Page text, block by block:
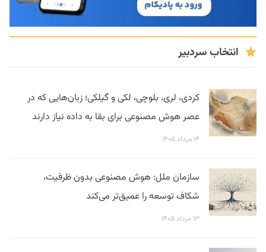
انتخاب سردبیر
کردی، لری، بلوچی، لکی و گیلکی؛ زبان‌هایی که در
عصر هوش مصنوعی برای بقا به داده نیاز دارند
۱۴ مرداد ۱۴۰۵
سازمان ملل: هوش مصنوعی بدون ظرفیت،
شکاف توسعه را عمیق‌تر می‌کند
۱۳ مرداد ۱۴۰۵